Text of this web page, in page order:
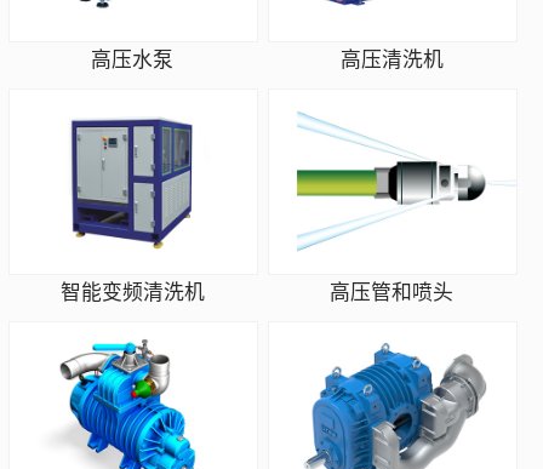
高压水泵 高压清洗机
智能变频清洗机 高压管和喷头